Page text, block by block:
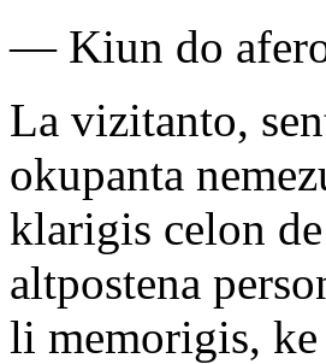
— Kiun do
La vizitanto,
okupanta
klarigis celon
altpostena
li memorigis,